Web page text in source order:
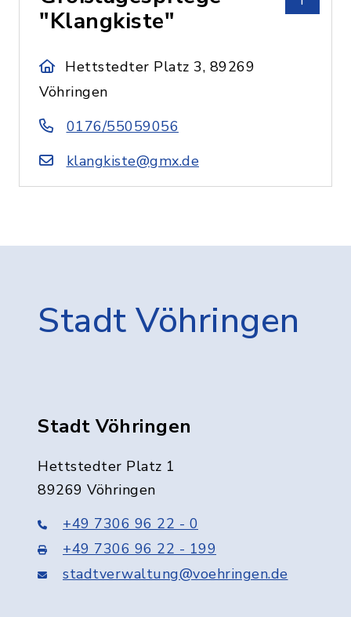
"Klangkiste"
Hettstedter Platz 3, 89269
Vöhringen
0176/55059056
klangkiste@gmx.de
Stadt Vöhringen
Stadt Vöhringen
Hettstedter Platz 1
89269 Vöhringen
+49 7306 96 22 - 0
+49 7306 96 22 - 199
stadtverwaltung@voehringen.de